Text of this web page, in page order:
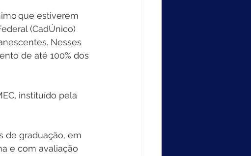
que estiverem
(CadÚnico)
Nesses
de até 100% dos
instituído pela
e com avaliação